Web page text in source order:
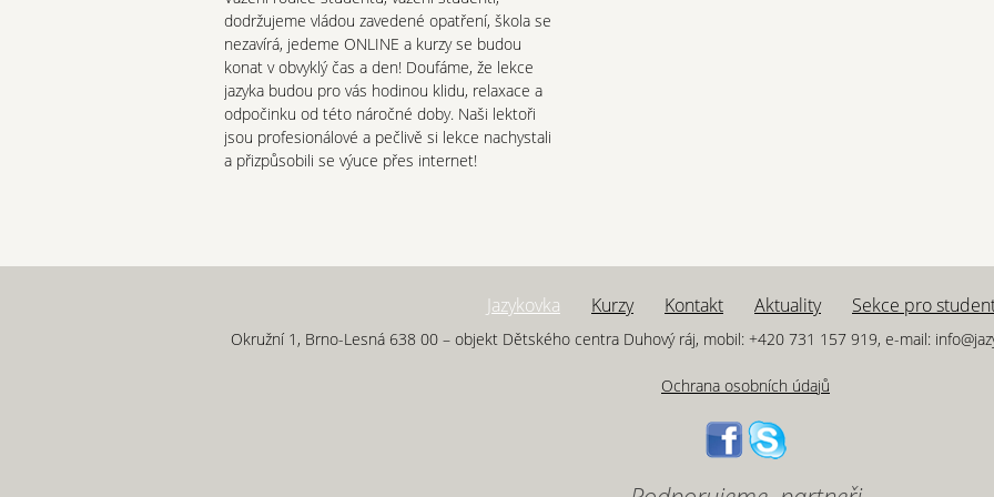
dodržujeme vládou zavedené opatření, škola se
nezavírá, jedeme ONLINE a kurzy se budou
konat v obvyklý čas a den! Doufáme, že lekce
jazyka budou pro vás hodinou klidu, relaxace a
odpočinku od této náročné doby. Naši lektoři
jsou profesionálové a pečlivě si lekce nachystali
a přizpůsobili se výuce přes internet!
Jazykovka Kurzy Kontakt Aktuality Sekce pro
Okružní 1, Brno-Lesná 638 00 – objekt Dětského centra Duhový ráj, mobil: +420 731 157 919, e-mail:
Ochrana osobních údajů